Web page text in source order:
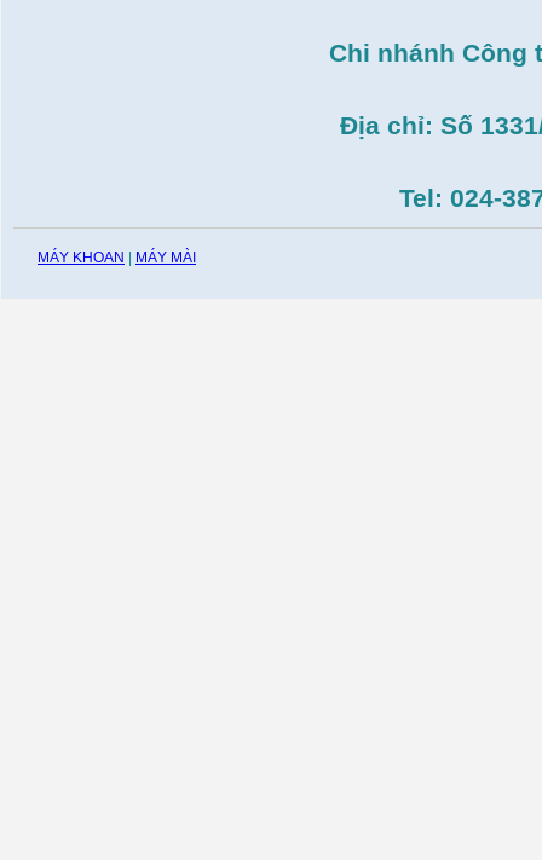
Chi nhánh Công
Địa chỉ: Số
Tel: 024-
MÁY KHOAN MÁY MÀI